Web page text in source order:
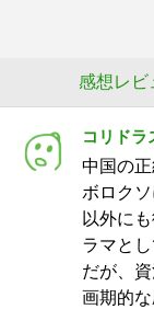
感想レビ
コリドラ
中国の
ボロク
以外に
ラマと
だが、
画期的